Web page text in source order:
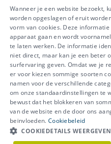
info@ibeve.be
asbest@ibeve.be
Ondernemingsnummer:
IBEVE
IDEWE
Meer vragen? Neem
Wanneer je een website bezoekt,
worden opgeslagen of eruit
vorm van cookies. Deze
apparaat gaan en wordt
te laten werken. De informatie
niet direct, maar kan je een beter
surfervaring geven. Omdat we je
er voor kiezen sommige soorten
namen voor de verschillende
om onze standaardinstellingen te
bewust dat het blokkeren van
van de website en de door ons
beïnvloeden. Cookiebeleid
COOKIEDETAILS WEERGEVEN